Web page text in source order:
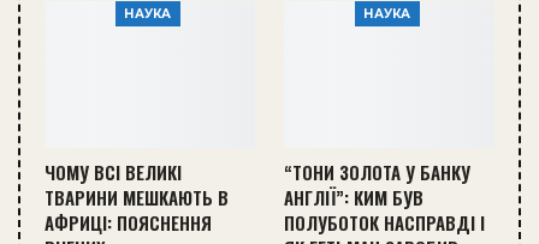
НАУКА
ЧОМУ ВСІ ВЕЛИКІ
ТВАРИНИ МЕШКАЮТЬ В
АФРИЦІ: ПОЯСНЕННЯ
НАУКА
“ТОНИ ЗОЛОТА У БАНКУ
АНГЛІЇ”: КИМ БУВ
ПОЛУБОТОК НАСПРАВДІ І